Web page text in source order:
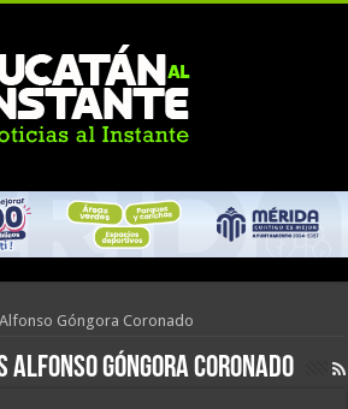
Alfonso Góngora Coronado
Alfonso Góngora Coronado